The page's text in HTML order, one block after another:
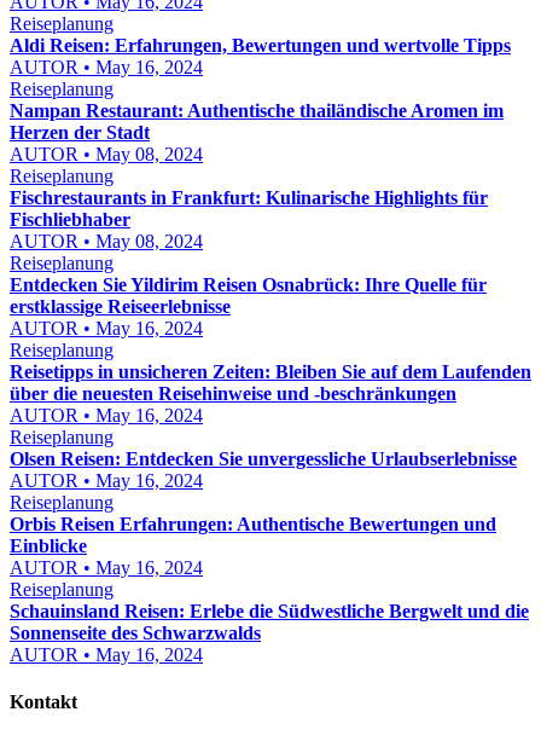
Reiseplanung
Aldi Reisen: Erfahrungen, Bewertungen und wertvolle Tipps
AUTOR • May 16, 2024
Reiseplanung
Nampan Restaurant: Authentische thailändische Aromen im
Herzen der Stadt
AUTOR • May 08, 2024
Reiseplanung
Fischrestaurants in Frankfurt: Kulinarische Highlights für
Fischliebhaber
AUTOR • May 08, 2024
Reiseplanung
Entdecken Sie Yildirim Reisen Osnabrück: Ihre Quelle für
erstklassige Reiseerlebnisse
AUTOR • May 16, 2024
Reiseplanung
Reisetipps in unsicheren Zeiten: Bleiben Sie auf dem Laufenden
über die neuesten Reisehinweise und -beschränkungen
AUTOR • May 16, 2024
Reiseplanung
Olsen Reisen: Entdecken Sie unvergessliche Urlaubserlebnisse
AUTOR • May 16, 2024
Reiseplanung
Orbis Reisen Erfahrungen: Authentische Bewertungen und
Einblicke
AUTOR • May 16, 2024
Reiseplanung
Schauinsland Reisen: Erlebe die Südwestliche Bergwelt und die
Sonnenseite des Schwarzwalds
AUTOR • May 16, 2024
Kontakt